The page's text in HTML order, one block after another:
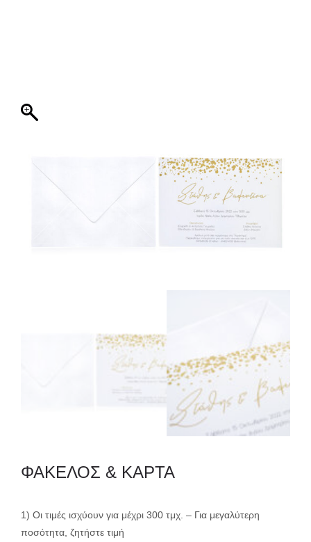
ΦΑΚΕΛΟΣ & ΚΑΡΤΑ
1) Οι τιμές ισχύουν για μέχρι 300 τμχ. – Για μεγαλύτερη
ποσότητα, ζητήστε τιμή